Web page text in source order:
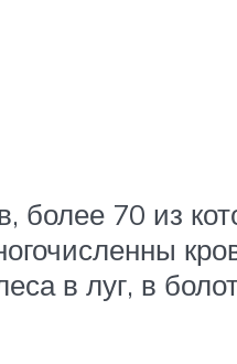
70 из
в луг, в